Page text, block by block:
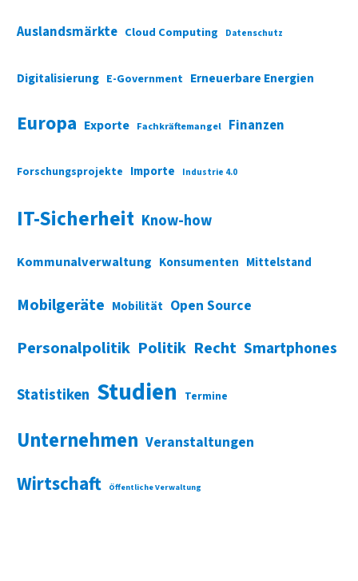
Auslandsmärkte Cloud Computing Datenschutz
Digitalisierung E-Government Erneuerbare Energien
Europa Exporte Fachkräftemangel Finanzen
Forschungsprojekte Importe Industrie 4.0
IT-Sicherheit Know-how
Kommunalverwaltung Konsumenten Mittelstand
Mobilgeräte Mobilität Open Source
Personalpolitik Politik Recht Smartphones
Statistiken Studien Termine
Unternehmen Veranstaltungen
Wirtschaft Öffentliche Verwaltung